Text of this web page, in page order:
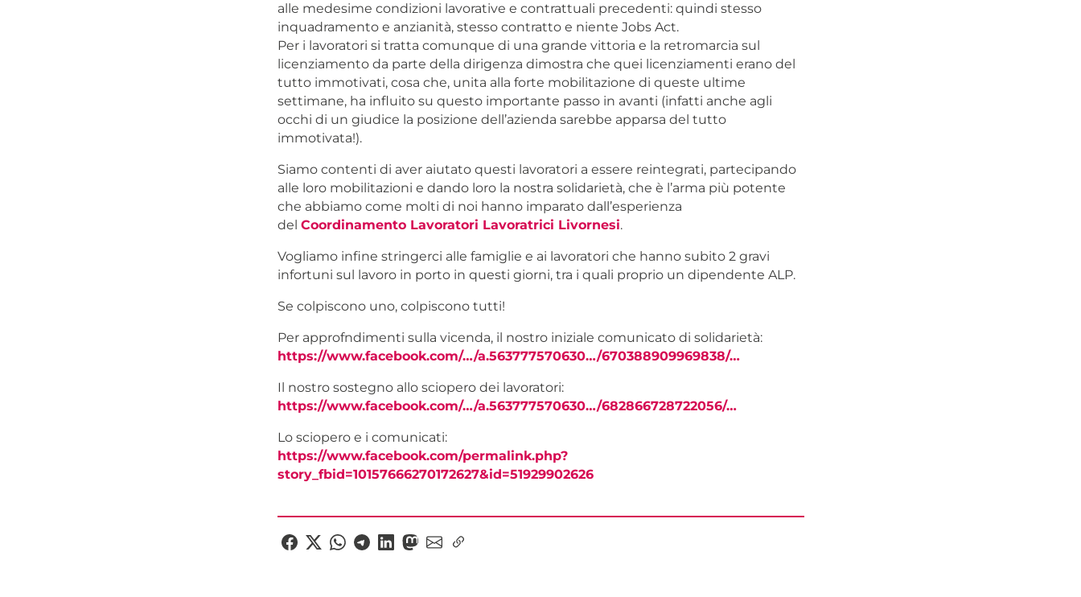
alle medesime condizioni lavorative e contrattuali precedenti: quindi stesso
inquadramento e anzianità, stesso contratto e niente Jobs Act.
Per i lavoratori si tratta comunque di una grande vittoria e la retromarcia sul
licenziamento da parte della dirigenza dimostra che quei licenziamenti erano del
tutto immotivati, cosa che, unita alla forte mobilitazione di queste ultime
settimane, ha influito su questo importante passo in avanti (infatti anche agli
occhi di un giudice la posizione dell’azienda sarebbe apparsa del tutto
immotivata!).
Siamo contenti di aver aiutato questi lavoratori a essere reintegrati, partecipando
alle loro mobilitazioni e dando loro la nostra solidarietà, che è l’arma più potente
che abbiamo come molti di noi hanno imparato dall’esperienza
del Coordinamento Lavoratori Lavoratrici Livornesi.
Vogliamo infine stringerci alle famiglie e ai lavoratori che hanno subito 2 gravi
infortuni sul lavoro in porto in questi giorni, tra i quali proprio un dipendente ALP.
Se colpiscono uno, colpiscono tutti!
Per approfndimenti sulla vicenda, il nostro iniziale comunicato di solidarietà:
https://www.facebook.com/…/a.563777570630…/670388909969838/…
Il nostro sostegno allo sciopero dei lavoratori:
https://www.facebook.com/…/a.563777570630…/682866728722056/…
Lo sciopero e i comunicati:
https://www.facebook.com/permalink.php?
story_fbid=10157666270172627&id=51929902626